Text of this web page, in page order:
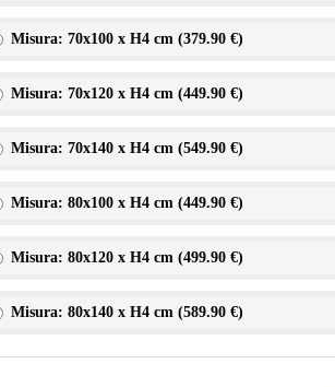
Misura: 70x100 x H4 cm (379.90 €)
Misura: 70x120 x H4 cm (449.90 €)
Misura: 70x140 x H4 cm (549.90 €)
Misura: 80x100 x H4 cm (449.90 €)
Misura: 80x120 x H4 cm (499.90 €)
Misura: 80x140 x H4 cm (589.90 €)